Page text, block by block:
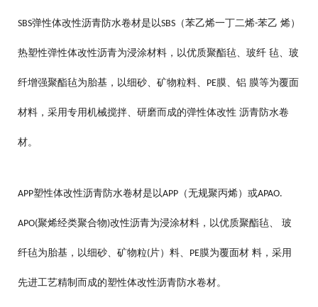
SBS弹性体改性沥青防水卷材是以SBS （苯乙烯一丁二烯-苯乙 烯）
热塑性弹性体改性沥青为浸涂材料，以优质聚酯毡、玻纤 毡、玻
纤增强聚酯毡为胎基，以细砂、矿物粒料、 PE膜、铝 膜等为覆面
材料，采用专用机械搅拌、研磨而成的弹性体改性 沥青防水卷
材。
APP塑性体改性沥青防水卷材是以APP （无规聚丙烯）或APAO.
APO(聚烯经类聚合物)改性沥青为浸涂材料，以优质聚酯毡、 玻
纤毡为胎基，以细砂、矿物粒( 片）料、 PE膜为覆面材 料，采用
先进工艺精制而成的塑性体改性沥青防水卷材。